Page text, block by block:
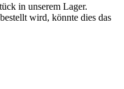
in unserem Lager.
wird, könnte dies das